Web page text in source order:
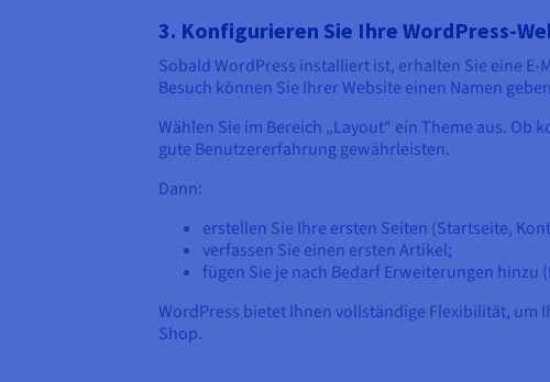
3. Konfigurieren Sie Ihre WordPress-
Sobald WordPress installiert ist, erhalten Sie eine
Besuch können Sie Ihrer Website einen Namen
Wählen Sie im Bereich „Layout“ ein Theme aus.
gute Benutzererfahrung gewährleisten.
Dann:
erstellen Sie Ihre ersten Seiten (Startseite,
verfassen Sie einen ersten Artikel;
fügen Sie je nach Bedarf Erweiterungen hinzu
WordPress bietet Ihnen vollständige Flexibilität,
Shop.